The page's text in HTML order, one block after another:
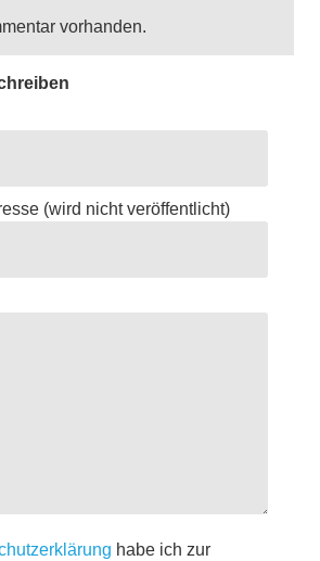
vorhanden.
(wird nicht veröffentlicht)
habe ich zur